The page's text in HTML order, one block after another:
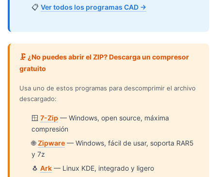
📋Ver todos los programas CAD →
🗜️ ¿No puedes abrir el ZIP? Descarga un compresor
gratuito
Usa uno de estos programas para descomprimir el archivo
descargado:
🪟7-Zip — Windows, open source, máxima
compresión
🌐Zipware — Windows, fácil de usar, soporta RAR5
y 7z
🐧Ark — Linux KDE, integrado y ligero